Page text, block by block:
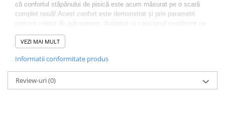
că confortul stăpânului de pisică este acum măsurat pe o scară
complet nouă! Acest confort este demonstrat și prin parametri
precum viteza de aglomerare, duritatea și caracterul neaderent pe
fundul litierei. Canadian Cat este un substrat extrem de economic,
cu performanțe excepționale. Această litiera este recomandată
parametri de igienă în băile felinelor lor de companie. Canadian Cat
este disponibilă într-un recipient exclusiv, negru, de 10 litri, care
permite o durată de viață relativ lungă.
VEZI MAI MULT
Informatii conformitate produs
Review-uri(0)